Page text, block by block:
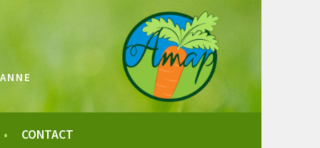
CONTACT